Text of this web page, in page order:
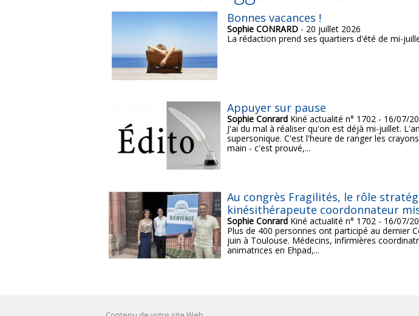
Bonnes vacances !
Sophie CONRARD- 20 juillet 2026
La rédaction prend ses quartiers d'été de mi-
Appuyer sur pause
Sophie ConrardKiné actualité n° 1702 - 16/07/
J'ai du mal à réaliser qu'on est déjà mi-juillet.
supersonique. C'est l'heure de ranger les
main - c'est prouvé,...
Au congrès Fragilités, le rôle
kinésithérapeute coordonnateur
Sophie ConrardKiné actualité n° 1702 - 16/07/
Plus de 400 personnes ont participé au dernier
juin à Toulouse. Médecins, infirmières
animatrices en Ehpad,...